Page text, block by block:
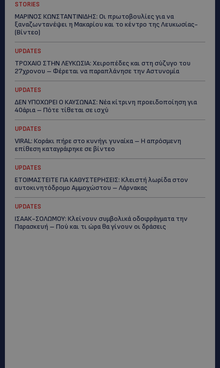
STORIES
ΜΑΡΙΝΟΣ ΚΩΝΣΤΑΝΤΙΝΙΔΗΣ: Οι πρωτοβουλίες για να
ξαναζωντανέψει η Μακαρίου και το κέντρο της Λευκωσίας-
(Βίντεο)
UPDATES
ΤΡΟΧΑΙΟ ΣΤΗΝ ΛΕΥΚΩΣΙΑ: Χειροπέδες και στη σύζυγο του
27χρονου – Φέρεται να παραπλάνησε την Αστυνομία
UPDATES
ΔΕΝ ΥΠΟΧΩΡΕΙ Ο ΚΑΥΣΩΝΑΣ: Νέα κίτρινη προειδοποίηση για
40άρια – Πότε τίθεται σε ισχύ
UPDATES
VIRAL: Κοράκι πήρε στο κυνήγι γυναίκα – Η απρόσμενη
επίθεση καταγράφηκε σε βίντεο
UPDATES
ΕΤΟΙΜΑΣΤΕΙΤΕ ΓΙΑ ΚΑΘΥΣΤΕΡΗΣΕΙΣ: Κλειστή λωρίδα στον
αυτοκινητόδρομο Αμμοχώστου – Λάρνακας
UPDATES
ΙΣΑΑΚ-ΣΟΛΩΜΟΥ: Κλείνουν συμβολικά οδοφράγματα την
Παρασκευή – Πού και τι ώρα θα γίνουν οι δράσεις